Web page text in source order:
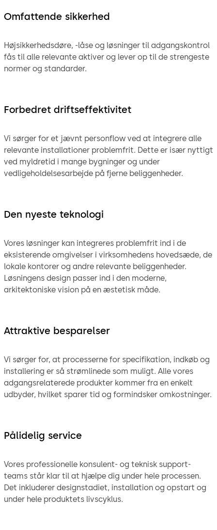
Omfattende sikkerhed
Højsikkerhedsdøre, -låse og løsninger til adgangskontrol
fås til alle relevante aktiver og lever op til de strengeste
normer og standarder.
Forbedret driftseffektivitet
Vi sørger for et jævnt personflow ved at integrere alle
relevante installationer problemfrit. Dette er især nyttigt
ved myldretid i mange bygninger og under
vedligeholdelsesarbejde på fjerne beliggenheder.
Den nyeste teknologi
Vores løsninger kan integreres problemfrit ind i de
eksisterende omgivelser i virksomhedens hovedsæde, de
lokale kontorer og andre relevante beliggenheder.
Løsningens design passer ind i den moderne,
arkitektoniske vision på en æstetisk måde.
Attraktive besparelser
Vi sørger for, at processerne for specifikation, indkøb og
installering er så strømlinede som muligt. Alle vores
adgangsrelaterede produkter kommer fra en enkelt
udbyder, hvilket sparer tid og formindsker omkostninger.
Pålidelig service
Vores professionelle konsulent- og teknisk support-
teams står klar til at hjælpe dig under hele processen.
Det inkluderer designstadiet, installation og opstart og
under hele produktets livscyklus.